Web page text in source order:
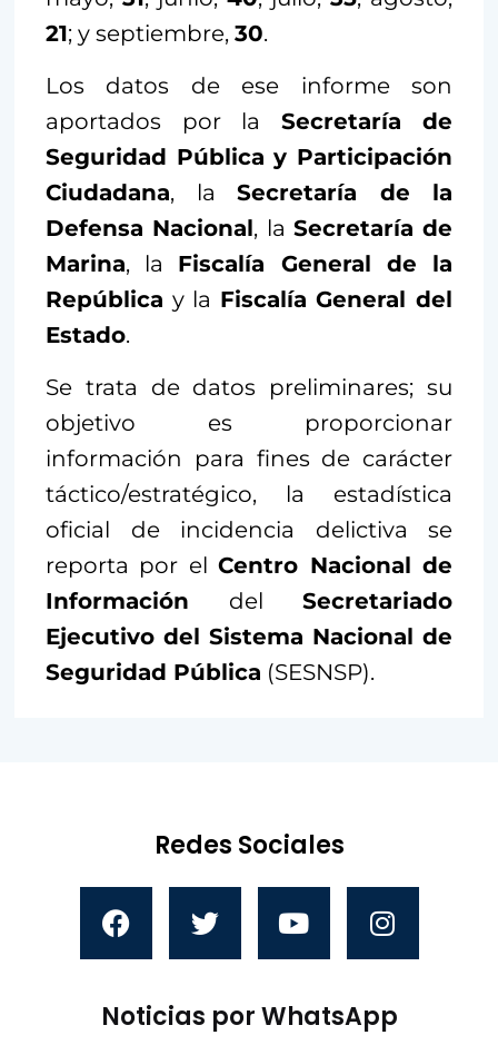
21; y septiembre, 30.
Los datos de ese informe son
aportados por la Secretaría de
Seguridad Pública y Participación
Ciudadana, la Secretaría de la
Defensa Nacional, la Secretaría de
Marina, la Fiscalía General de la
República y la Fiscalía General del
Estado.
Se trata de datos preliminares; su
objetivo es proporcionar
información para fines de carácter
táctico/estratégico, la estadística
oficial de incidencia delictiva se
reporta por elCentro Nacional de
Información del Secretariado
Ejecutivo del Sistema Nacional de
Seguridad Pública (SESNSP).
Redes Sociales
Noticias por WhatsApp